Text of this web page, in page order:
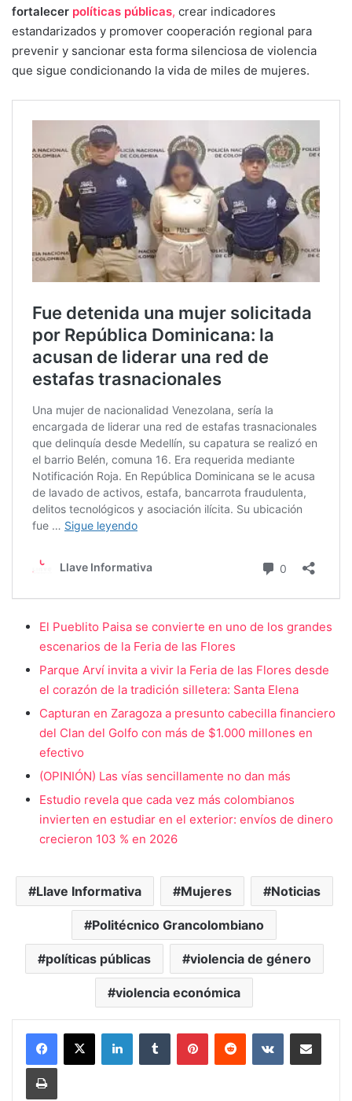
fortalecer políticas públicas, crear indicadores
estandarizados y promover cooperación regional para
prevenir y sancionar esta forma silenciosa de violencia
que sigue condicionando la vida de miles de mujeres.
El Pueblito Paisa se convierte en uno de los grandes
escenarios de la Feria de las Flores
Parque Arví invita a vivir la Feria de las Flores desde
el corazón de la tradición silletera: Santa Elena
Capturan en Zaragoza a presunto cabecilla financiero
del Clan del Golfo con más de $1.000 millones en
efectivo
(OPINIÓN) Las vías sencillamente no dan más
Estudio revela que cada vez más colombianos
invierten en estudiar en el exterior: envíos de dinero
crecieron 103 % en 2026
Llave Informativa Mujeres Noticias
Politécnico Grancolombiano
políticas públicas violencia de género
violencia económica
LinkedInTumblr PinterestReddit VKontakteCompartir vía Mail
Print